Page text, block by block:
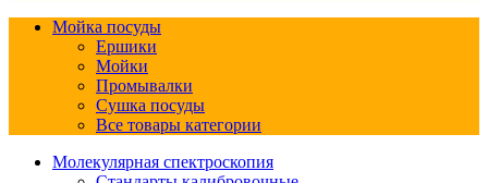
Мойка посуды
Ершики
Мойки
Промывалки
Сушка посуды
Все товары категории
Молекулярная спектроскопия